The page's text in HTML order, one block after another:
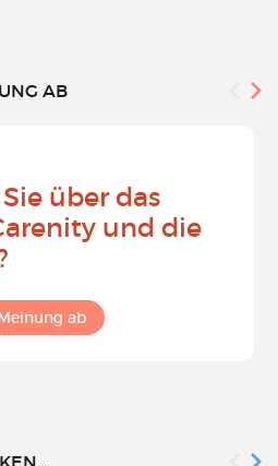
AB
über das
und die
ab